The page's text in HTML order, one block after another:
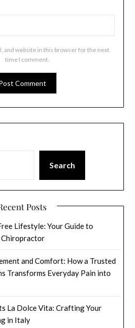
and website in this browser for the next
time I comment.
Search
Posts
Lifestyle: Your Guide to
Chiropractor
and Comfort: How a Trusted
Transforms Everyday Pain into
La Dolce Vita: Crafting Your
in Italy